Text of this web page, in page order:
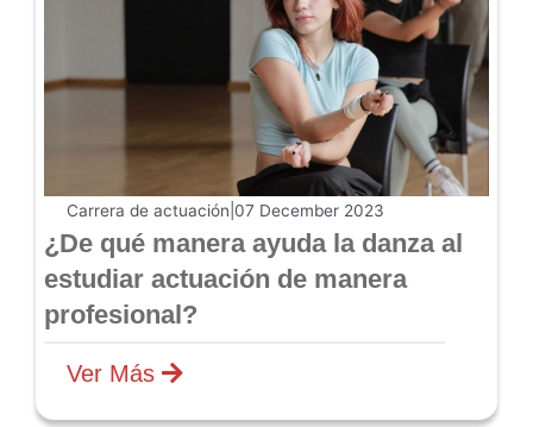
Carrera de actuación 07 December 2023
¿De qué manera ayuda la danza al
estudiar actuación de manera
profesional?
Ver Más